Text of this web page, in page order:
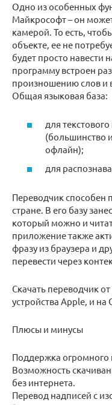
Одно из особенных
Майкрософт – он
камерой. То есть,
объекте, ее не
будет просто навести
программу встроен
произношению слов и
Общая языковая база:
для
(большинство
офлайн);
для
Переводчик способен
стране. В его базу
который можно и
приложение также
фразу из браузера и
перевести через
Скачать переводчик
устройства Apple, и
Плюсы и минусы
Поддержка огромного
Возможность
без интернета.
Перевод надписей с